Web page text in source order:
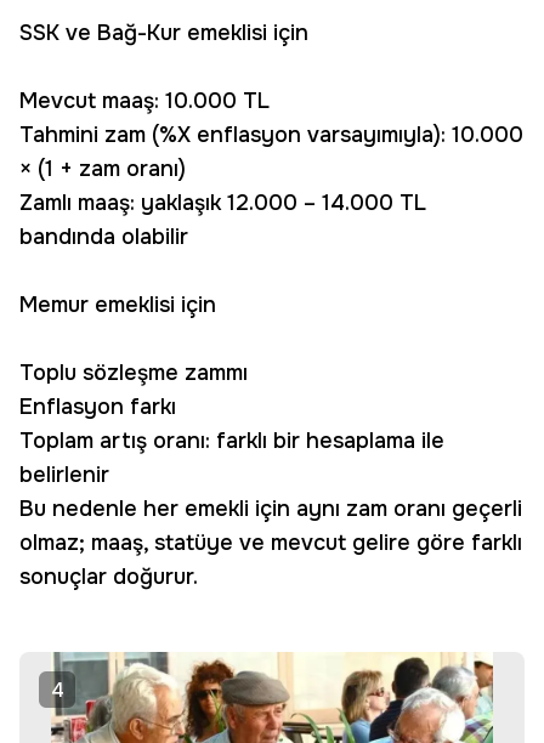
SSK ve Bağ-Kur emeklisi için
Mevcut maaş: 10.000 TL
Tahmini zam (%X enflasyon varsayımıyla): 10.000
× (1 + zam oranı)
Zamlı maaş: yaklaşık 12.000 – 14.000 TL
bandında olabilir
Memur emeklisi için
Toplu sözleşme zammı
Enflasyon farkı
Toplam artış oranı: farklı bir hesaplama ile
belirlenir
Bu nedenle her emekli için aynı zam oranı geçerli
olmaz; maaş, statüye ve mevcut gelire göre farklı
sonuçlar doğurur.
4